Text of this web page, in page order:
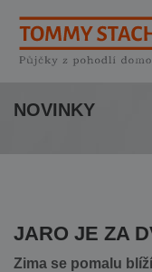
NOVINKY
JARO JE ZA
Zima se pomalu